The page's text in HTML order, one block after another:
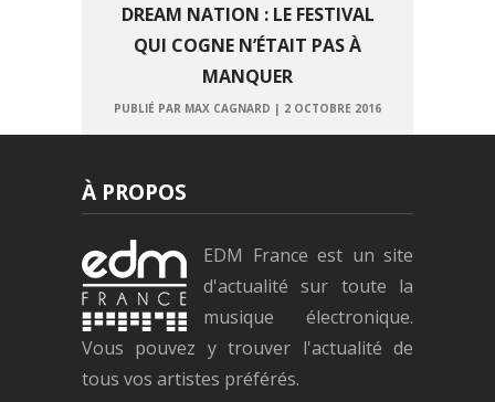
DREAM NATION : LE FESTIVAL
QUI COGNE N’ÉTAIT PAS À
MANQUER
PUBLIÉ PAR MAX CAGNARD | 2 OCTOBRE 2016
À PROPOS
EDM France est un site
d'actualité sur toute la
musique électronique.
Vous pouvez y trouver l'actualité de
tous vos artistes préférés.